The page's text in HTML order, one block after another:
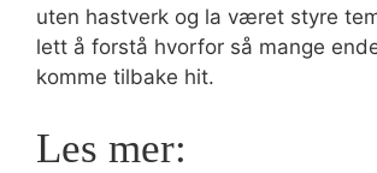
uten hastverk og la været styre
lett å forstå hvorfor så mange
komme tilbake hit.
Les mer: